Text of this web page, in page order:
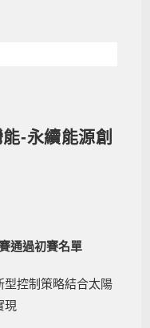
-永續能源創
通過初賽名單
型控制策略結合太陽
現